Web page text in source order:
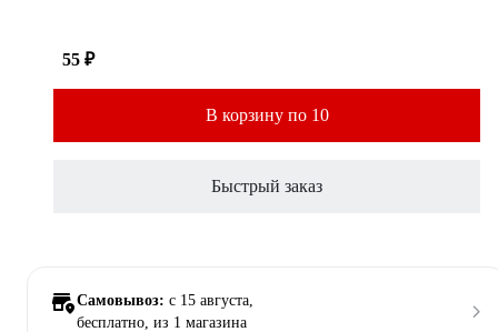
55 ₽
В корзину по 10
Быстрый заказ
Самовывоз: c 15 августа,
бесплатно, из 1 магазина